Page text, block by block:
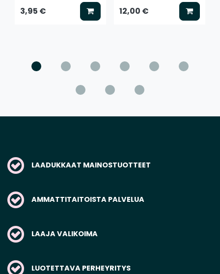
3,95 € Lisää koriin
12,00 € Lisää
LAADUKKAAT MAINOSTUOTTEET
AMMATTITAITOISTA PALVELUA
LAAJA VALIKOIMA
LUOTETTAVA PERHEYRITYS